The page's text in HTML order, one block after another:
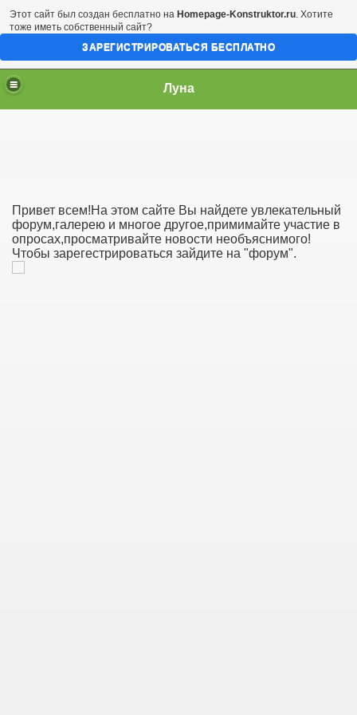
Луна
Привет всем!На этом сайте Вы найдете увлекательный
форум,галерею и многое другое,примимайте участие в
опросах,просматривайте новости необъяснимого!
Чтобы зарегестрироваться зайдите на "форум".
Этот сайт был создан бесплатно на Homepage-Konstruktor.ru. Хотите
тоже иметь собственный сайт?
ЗАРЕГИСТРИРОВАТЬСЯ БЕСПЛАТНО